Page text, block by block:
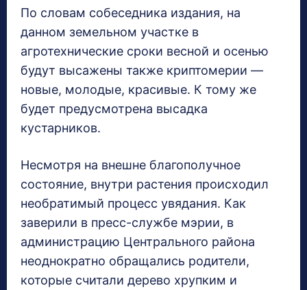
По словам собеседника издания, на
данном земельном участке в
агротехнические сроки весной и осенью
будут высажены также криптомерии —
новые, молодые, красивые. К тому же
будет предусмотрена высадка
кустарников.
Несмотря на внешне благополучное
состояние, внутри растения происходил
необратимый процесс увядания. Как
заверили в пресс-службе мэрии, в
администрацию Центрального района
неоднократно обращались родители,
которые считали дерево хрупким и